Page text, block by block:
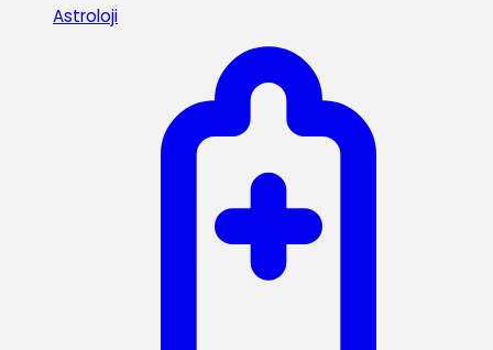
Astroloji